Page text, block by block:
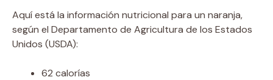
Aquí está la información nutricional para un naranja,
según el Departamento de Agricultura de los Estados
Unidos (USDA):
62 calorías